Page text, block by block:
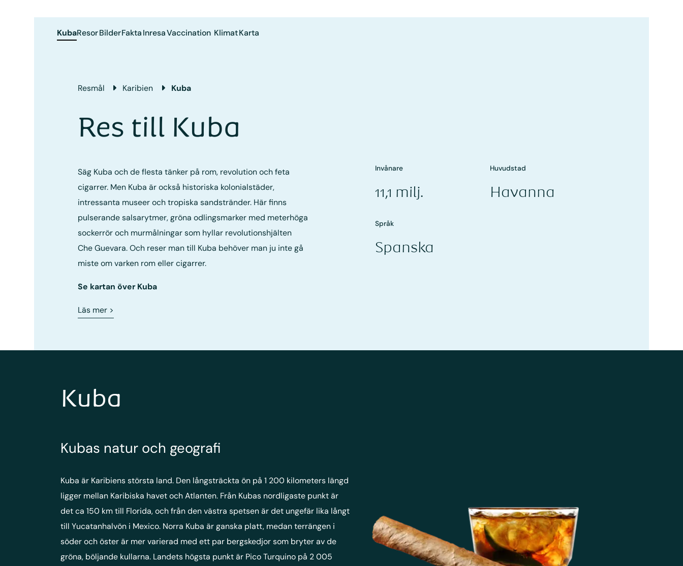
KubaResorBilderFaktaInresaVaccination KlimatKarta
Resmål Karibien Kuba
Res till Kuba
Säg Kuba och de flesta tänker på rom, revolution och feta
cigarrer. Men Kuba är också historiska kolonialstäder,
intressanta museer och tropiska sandstränder. Här finns
pulserande salsarytmer, gröna odlingsmarker med meterhöga
sockerrör och murmålningar som hyllar revolutionshjälten
Che Guevara. Och reser man till Kuba behöver man ju inte gå
miste om varken rom eller cigarrer.
Se kartan över Kuba
Läs mer >
Invånare
11,1 milj.
Huvudstad
Havanna
Språk
Spanska
Kuba
Kubas natur och geografi
Kuba är Karibiens största land. Den långsträckta ön på 1 200 kilometers längd
ligger mellan Karibiska havet och Atlanten. Från Kubas nordligaste punkt är
det ca 150 km till Florida, och från den västra spetsen är det ungefär lika långt
till Yucatanhalvön i Mexico. Norra Kuba är ganska platt, medan terrängen i
söder och öster är mer varierad med ett par bergskedjor som bryter av de
gröna, böljande kullarna. Landets högsta punkt är Pico Turquino på 2 005